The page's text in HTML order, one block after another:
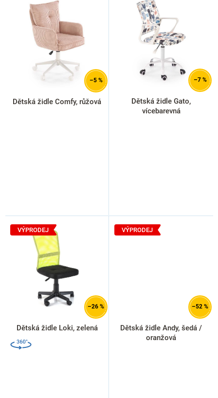
–5 %
Dětská židle Comfy, růžová
–7 %
Dětská židle Gato,
vícebarevná
VÝPRODEJ
–26 %
Dětská židle Loki, zelená
VÝPRODEJ
–52 %
Dětská židle Andy, šedá /
oranžová